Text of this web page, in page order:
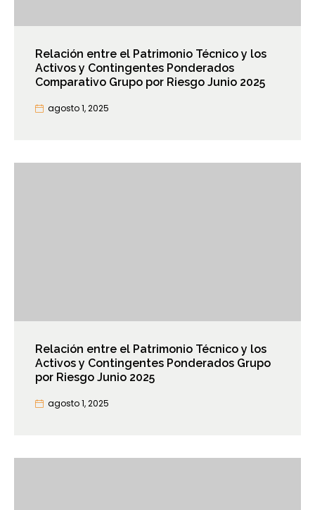
Relación entre el Patrimonio Técnico y los
Activos y Contingentes Ponderados
Comparativo Grupo por Riesgo Junio 2025
agosto 1, 2025
Relación entre el Patrimonio Técnico y los
Activos y Contingentes Ponderados Grupo
por Riesgo Junio 2025
agosto 1, 2025